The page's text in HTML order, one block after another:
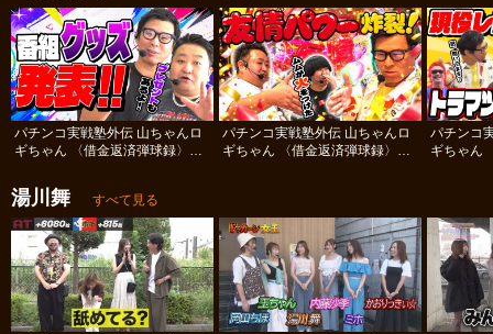
パチンコ実戦塾外伝 山ちゃんロ
ギちゃん 〈借金返済弾球録〉
パチンコ実戦塾外伝 山ちゃんロ
ギちゃん 〈借金返済弾球録〉
パチンコ
ギちゃん
湯川舞 すべて見る